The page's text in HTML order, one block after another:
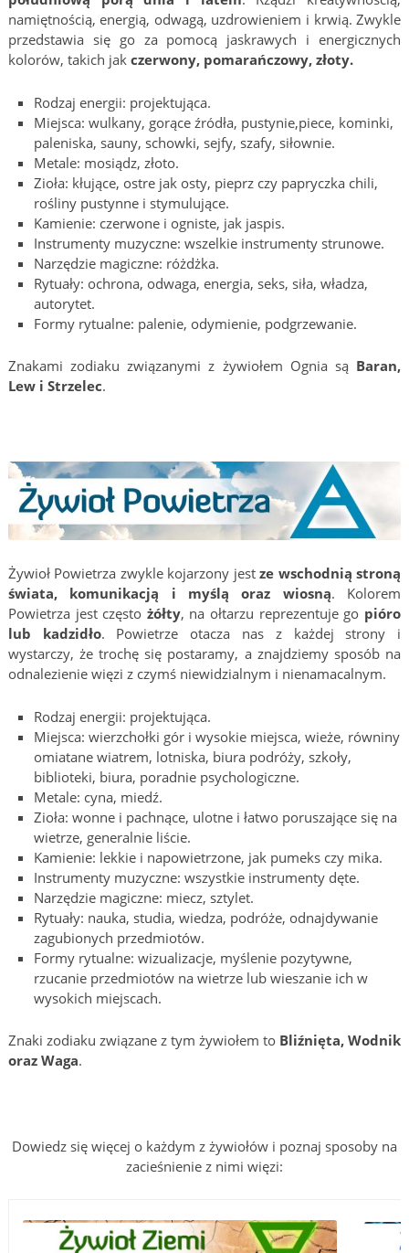
namiętnością, energią, odwagą, uzdrowieniem i krwią. Zwykle
przedstawia się go za pomocą jaskrawych i energicznych
kolorów, takich jak czerwony, pomarańczowy, złoty.
Rodzaj energii: projektująca.
Miejsca: wulkany, gorące źródła, pustynie,piece, kominki,
paleniska, sauny, schowki, sejfy, szafy, siłownie.
Metale: mosiądz, złoto.
Zioła: kłujące, ostre jak osty, pieprz czy papryczka chili,
rośliny pustynne i stymulujące.
Kamienie: czerwone i ogniste, jak jaspis.
Instrumenty muzyczne: wszelkie instrumenty strunowe.
Narzędzie magiczne: różdżka.
Rytuały: ochrona, odwaga, energia, seks, siła, władza,
autorytet.
Formy rytualne: palenie, odymienie, podgrzewanie.
Znakami zodiaku związanymi z żywiołem Ognia są Baran,
Lew i Strzelec.
Żywioł Powietrza zwykle kojarzony jestze wschodnią stroną
świata, komunikacją i myślą oraz wiosną. Kolorem
Powietrza jest często żółty, na ołtarzu reprezentuje go pióro
lub kadzidło. Powietrze otacza nas z każdej strony i
wystarczy, że trochę się postaramy, a znajdziemy sposób na
odnalezienie więzi z czymś niewidzialnym i nienamacalnym.
Rodzaj energii: projektująca.
Miejsca: wierzchołki gór i wysokie miejsca, wieże, równiny
omiatane wiatrem, lotniska, biura podróży, szkoły,
biblioteki, biura, poradnie psychologiczne.
Metale: cyna, miedź.
Zioła: wonne i pachnące, ulotne i łatwo poruszające się na
wietrze, generalnie liście.
Kamienie: lekkie i napowietrzone, jak pumeks czy mika.
Instrumenty muzyczne: wszystkie instrumenty dęte.
Narzędzie magiczne: miecz, sztylet.
Rytuały: nauka, studia, wiedza, podróże, odnajdywanie
zagubionych przedmiotów.
Formy rytualne: wizualizacje, myślenie pozytywne,
rzucanie przedmiotów na wietrze lub wieszanie ich w
wysokich miejscach.
Znaki zodiaku związane z tym żywiołem to Bliźnięta, Wodnik
oraz Waga.
Dowiedz się więcej o każdym z żywiołów i poznaj sposoby na
zacieśnienie z nimi więzi: